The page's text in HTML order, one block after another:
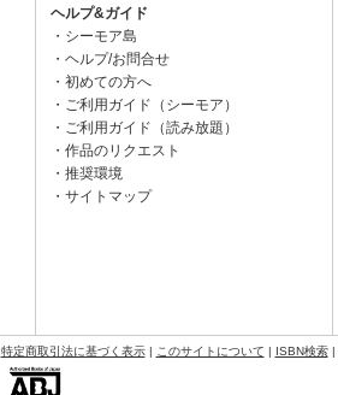
ヘルプ&ガイド
シーモア島
ヘルプ/お問合せ
初めての方へ
ご利用ガイド（シーモア）
ご利用ガイド（読み放題）
作品のリクエスト
推奨環境
サイトマップ
特定商取引法に基づく表示| このサイトについて | ISBN検索|